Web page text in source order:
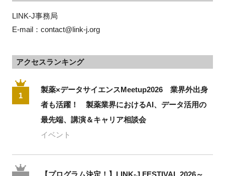
LINK-J事務局
E-mail：contact@link-j.org
アクセスランキング
1
製薬×データサイエンスMeetup2026 業界外出身
者も活躍！ 製薬業界におけるAI、データ活用の
最先端、講演＆キャリア相談会
イベント
【プログラム決定！】LINK-J FESTIVAL 2026～